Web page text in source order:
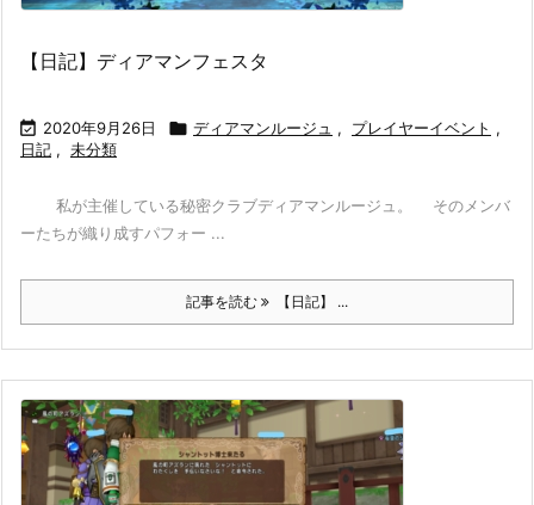
【日記】ディアマンフェスタ
 2020年9月26日  ディアマンルージュ , プレイヤーイベント ,
日記 , 未分類
私が主催している秘密クラブディアマンルージュ。 そのメンバ
ーたちが織り成すパフォー ...
記事を読む 【日記】 ...